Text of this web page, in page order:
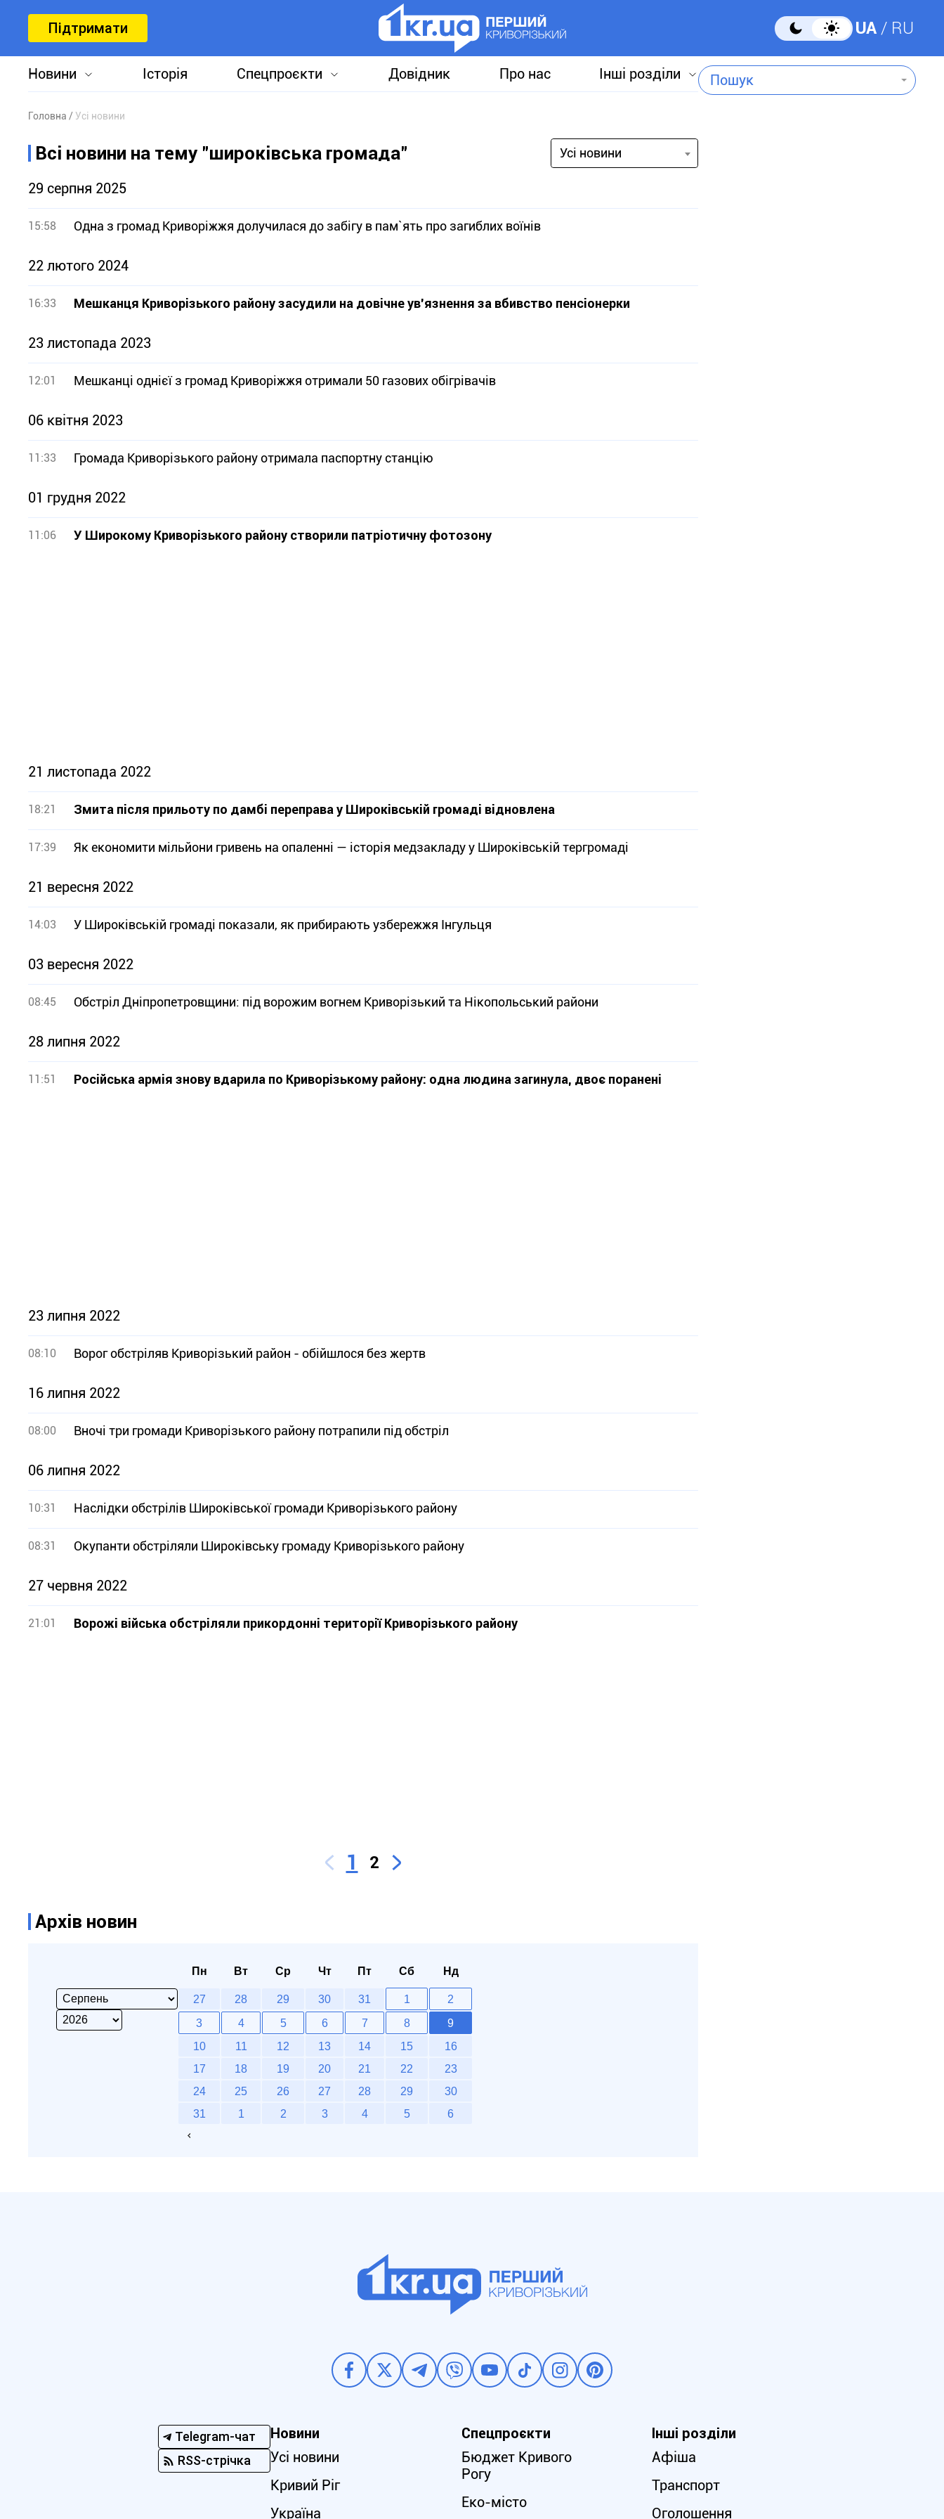
Підтримати UA RU
Новини Історія Спецпроєкти Довідник Про нас Інші розділи Пошук
Головна Усі новини
Всі новини на тему "широківська громада" Усі новини
29 серпня 2025
15:58 Одна з громад Криворіжжя долучилася до забігу в пам`ять про загиблих воїнів
22 лютого 2024
16:33 Мешканця Криворізького району засудили на довічне ув’язнення за вбивство пенсіонерки
23 листопада 2023
12:01 Мешканці однієї з громад Криворіжжя отримали 50 газових обігрівачів
06 квітня 2023
11:33 Громада Криворізького району отримала паспортну станцію
01 грудня 2022
11:06 У Широкому Криворізького району створили патріотичну фотозону
21 листопада 2022
18:21 Змита після прильоту по дамбі переправа у Широківській громаді відновлена
17:39 Як економити мільйони гривень на опаленні — історія медзакладу у Широківській тергромаді
21 вересня 2022
14:03 У Широківській громаді показали, як прибирають узбережжя Інгульця
03 вересня 2022
08:45 Обстріл Дніпропетровщини: під ворожим вогнем Криворізький та Нікопольський райони
28 липня 2022
11:51 Російська армія знову вдарила по Криворізькому району: одна людина загинула, двоє поранені
23 липня 2022
08:10 Ворог обстріляв Криворізький район - обійшлося без жертв
16 липня 2022
08:00 Вночі три громади Криворізького району потрапили під обстріл
06 липня 2022
10:31 Наслідки обстрілів Широківської громади Криворізького району
08:31 Окупанти обстріляли Широківську громаду Криворізького району
27 червня 2022
21:01 Ворожі війська обстріляли прикордонні території Криворізького району
1 2
Архів новин
Пн Вт Ср Чт Пт Сб Нд
27 28 29 30 31 1
2
3
4 5 6 7 8
9
10
11 12 13 14 15
16
17
18 19 20 21 22
23
24
25 26 27 28 29
30
31
1 2 3 4 5 6
Telegram-чат
RSS-стрічка
Новини
Усі новини
Кривий Ріг
Україна
Спецпроєкти
Бюджет Кривого
Рогу
Еко-місто
Інші розділи
Афіша
Транспорт
Оголошення